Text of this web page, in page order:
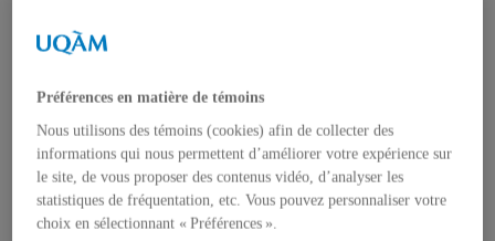
Chercheur.e.s émérites
Étudiant.e.s
Partenaires
Personnel
Activités socio-scientifiques
Axes de recherche
1) Écocitoyenneté et justice
2) Prismes socioculturels
Préférences en matière de témoins
Nous utilisons des témoins (cookies) afin de collecter des
informations qui nous permettent d’améliorer votre expérience sur
le site, de vous proposer des contenus vidéo, d’analyser les
statistiques de fréquentation, etc. Vous pouvez personnaliser votre
choix en sélectionnant « Préférences ».